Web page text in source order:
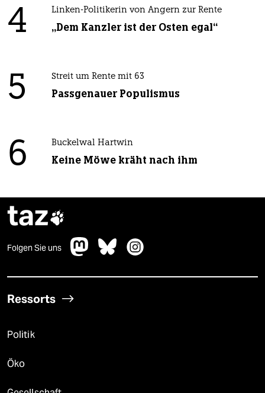
4 Linken-Politikerin von Angern zur Rente
„Dem Kanzler ist der Osten egal“
5 Streit um Rente mit 63
Passgenauer Populismus
6 Buckelwal Hartwin
Keine Möwe kräht nach ihm
taz
Folgen Sie uns
Ressorts
Politik
Öko